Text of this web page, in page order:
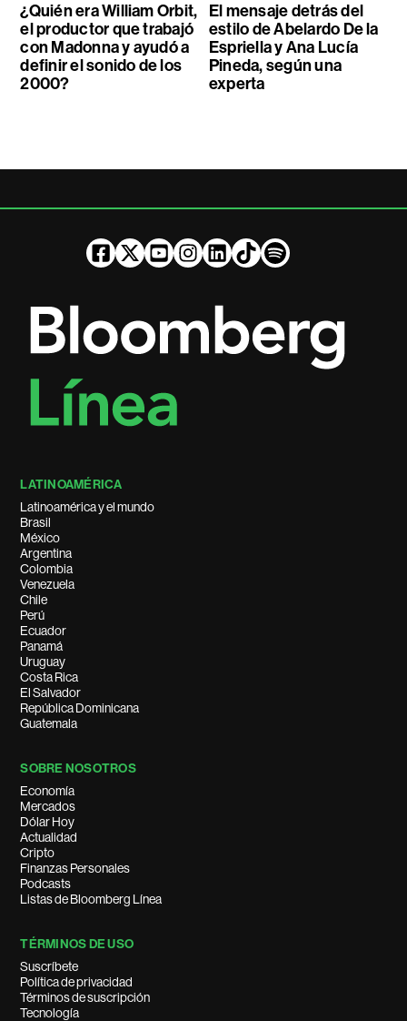
¿Quién era William Orbit,
el productor que trabajó
con Madonna y ayudó a
definir el sonido de los
2000?
El mensaje detrás del
estilo de Abelardo De la
Espriella y Ana Lucía
Pineda, según una
experta
LATINOAMÉRICA
Latinoamérica y el mundo
Brasil
México
Argentina
Colombia
Venezuela
Chile
Perú
Ecuador
Panamá
Uruguay
Costa Rica
El Salvador
República Dominicana
Guatemala
SOBRE NOSOTROS
Economía
Mercados
Dólar Hoy
Actualidad
Cripto
Finanzas Personales
Podcasts
Listas de Bloomberg Línea
TÉRMINOS DE USO
Suscríbete
Política de privacidad
Términos de suscripción
Tecnología